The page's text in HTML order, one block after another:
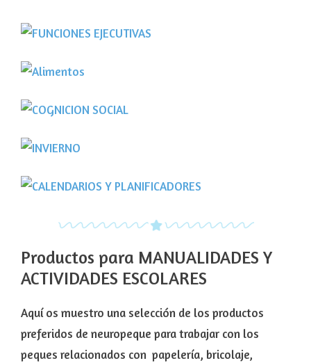
Productos para MANUALIDADES Y
ACTIVIDADES ESCOLARES
Aquí os muestro una selección de los productos
preferidos de neuropeque para trabajar con los
peques relacionados con papelería, bricolaje,